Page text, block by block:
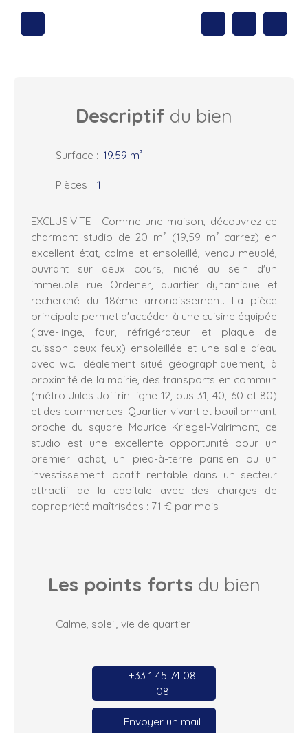
Descriptif du bien
Surface : 19.59 m²
Pièces : 1
EXCLUSIVITE : Comme une maison, découvrez ce
charmant studio de 20 m² (19,59 m² carrez) en
excellent état, calme et ensoleillé, vendu meublé,
ouvrant sur deux cours, niché au sein d'un
immeuble rue Ordener, quartier dynamique et
recherché du 18ème arrondissement. La pièce
principale permet d'accéder à une cuisine équipée
(lave-linge, four, réfrigérateur et plaque de
cuisson deux feux) ensoleillée et une salle d'eau
avec wc. Idéalement situé géographiquement, à
proximité de la mairie, des transports en commun
(métro Jules Joffrin ligne 12, bus 31, 40, 60 et 80)
et des commerces. Quartier vivant et bouillonnant,
proche du square Maurice Kriegel-Valrimont, ce
studio est une excellente opportunité pour un
premier achat, un pied-à-terre parisien ou un
investissement locatif rentable dans un secteur
attractif de la capitale avec des charges de
copropriété maîtrisées : 71 € par mois
Les points forts du bien
Calme, soleil, vie de quartier
+33 1 45 74 08
08
Envoyer un mail